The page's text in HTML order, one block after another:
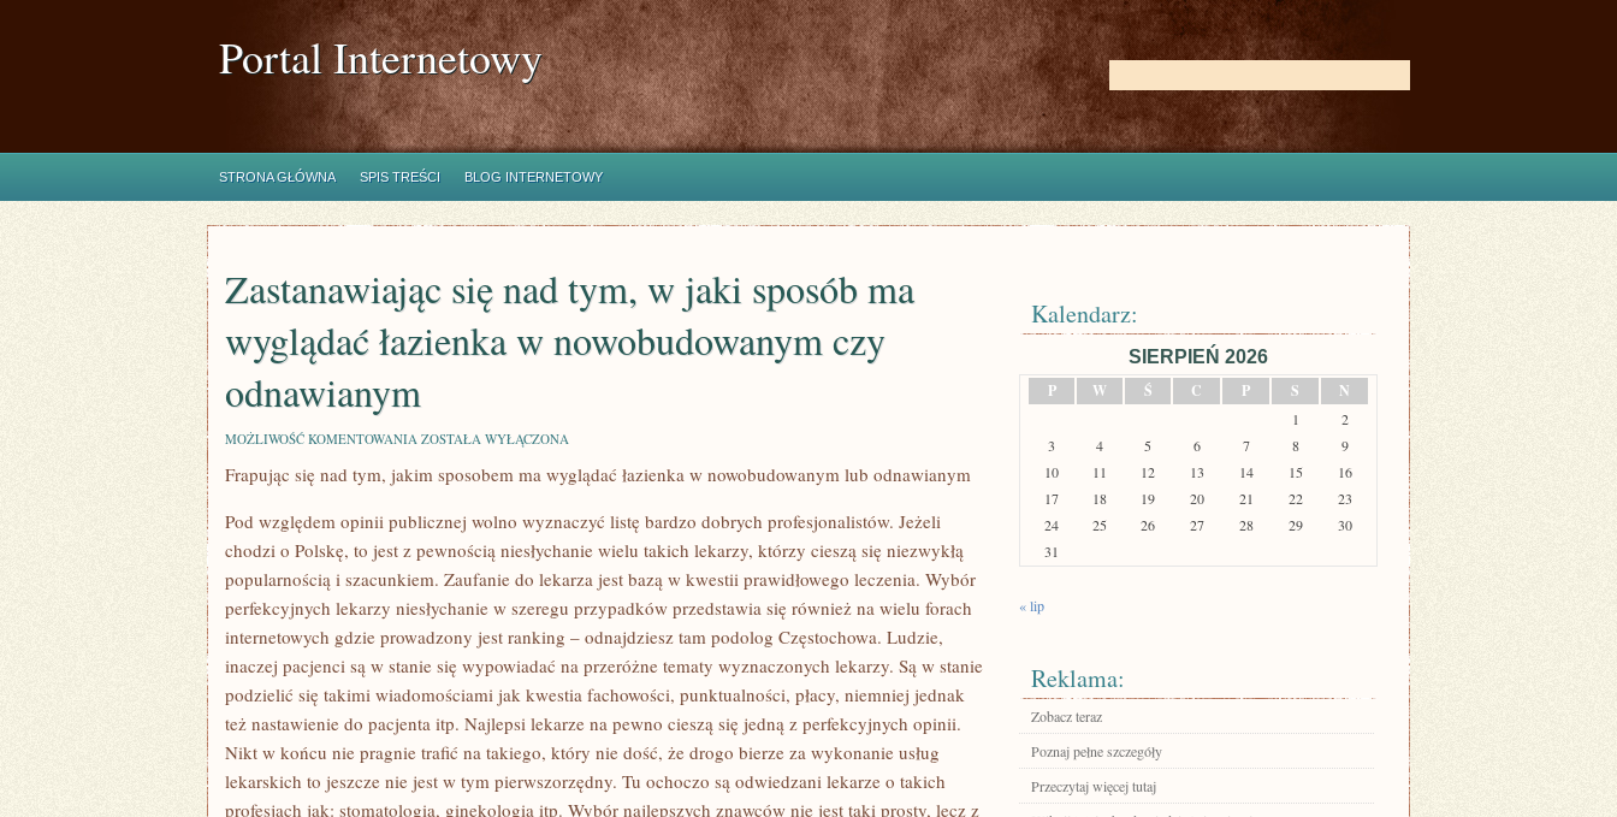
Portal Internetowy
STRONA GŁÓWNA SPIS TREŚCI BLOG INTERNETOWY
Zastanawiając się nad tym, w jaki sposób ma
wyglądać łazienka w nowobudowanym czy
odnawianym
MOŻLIWOŚĆ KOMENTOWANIA ZASTANAWIAJĄC
NAD
JAKI
SPOSÓB
MA
WYGLĄDAĆ
ŁAZIENKA
W
NOWOBUDOWANYM
ODNAWIANYM
ZOSTAŁA WYŁĄCZONA
Frapując się nad tym, jakim sposobem ma wyglądać łazienka w nowobudowanym lub odnawianym
Pod względem opinii publicznej wolno wyznaczyć listę bardzo dobrych profesjonalistów. Jeżeli
chodzi o Polskę, to jest z pewnością niesłychanie wielu takich lekarzy, którzy cieszą się niezwykłą
popularnością i szacunkiem. Zaufanie do lekarza jest bazą w kwestii prawidłowego leczenia. Wybór
perfekcyjnych lekarzy niesłychanie w szeregu przypadków przedstawia się również na wielu forach
internetowych gdzie prowadzony jest ranking – odnajdziesz tam podolog Częstochowa. Ludzie,
inaczej pacjenci są w stanie się wypowiadać na przeróżne tematy wyznaczonych lekarzy. Są w stanie
podzielić się takimi wiadomościami jak kwestia fachowości, punktualności, płacy, niemniej jednak
też nastawienie do pacjenta itp. Najlepsi lekarze na pewno cieszą się jedną z perfekcyjnych opinii.
Nikt w końcu nie pragnie trafić na takiego, który nie dość, że drogo bierze za wykonanie usług
lekarskich to jeszcze nie jest w tym pierwszorzędny. Tu ochoczo są odwiedzani lekarze o takich
profesjach jak: stomatologia, ginekologia itp. Wybór najlepszych znawców nie jest taki prosty, lecz z
Kalendarz:
SIERPIEŃ 2026
P
W Ś C P S N
1
2
3
4 5 6 7 8
9
10
11 12 13 14 15
16
17
18 19 20 21 22
23
24
25 26 27 28 29
30
31
« lip
Reklama:
Zobacz teraz
Poznaj pełne szczegóły
Przeczytaj więcej tutaj